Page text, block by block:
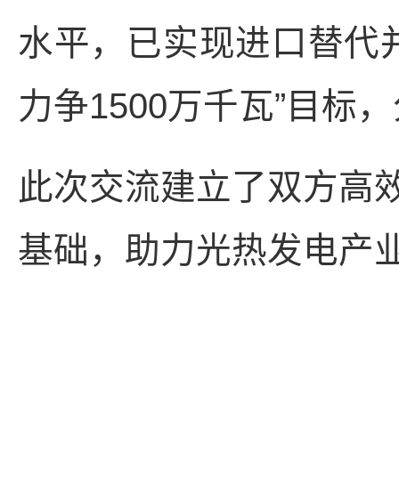
水平，已实现进口替代
力争1500万千瓦”目标
此次交流建立了双方高
基础，助力光热发电产